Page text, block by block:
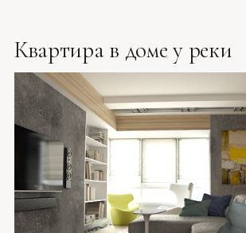
Квартира в доме у реки